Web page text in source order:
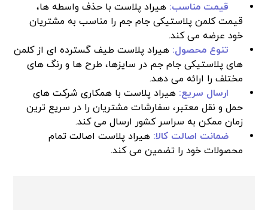
قیمت مناسب: هیراد پلاست با حذف واسطه‌ ها،
قیمت کلمن پلاستیکی جام جم را مناسب به مشتریان
خود عرضه می‌ کند.
تنوع محصول: هیراد پلاست طیف گسترده‌ ای از کلمن‌
های پلاستیکی جام جم در سایزها، طرح‌ ها و رنگ‌ های
مختلف را ارائه می‌ دهد.
ارسال سریع: هیراد پلاست با همکاری شرکت‌ های
حمل و نقل معتبر، سفارشات مشتریان را در سریع‌ ترین
زمان ممکن به سراسر کشور ارسال می‌ کند.
ضمانت اصالت کالا: هیراد پلاست اصالت تمام
محصولات خود را تضمین می‌ کند.